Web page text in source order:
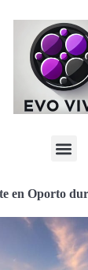
en Oporto